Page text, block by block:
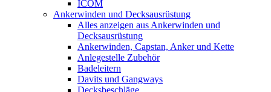
ICOM
Ankerwinden und Decksausrüstung
Alles anzeigen aus Ankerwinden und
Decksausrüstung
Ankerwinden, Capstan, Anker und Kette
Anlegestelle Zubehör
Badeleitern
Davits und Gangways
Decksbeschläge